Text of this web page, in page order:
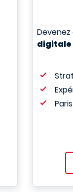
digitale